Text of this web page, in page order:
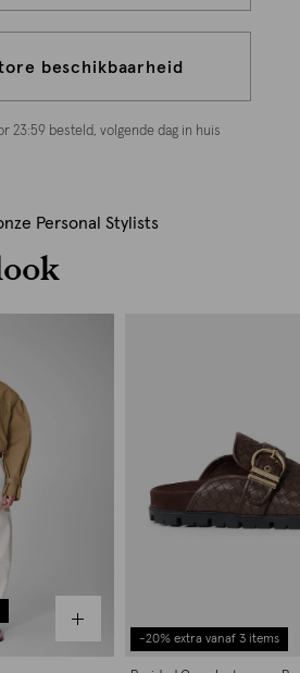
beschikbaarheid
23:59 besteld, volgende dag in huis
Personal Stylists
-20% extra vanaf 3 items